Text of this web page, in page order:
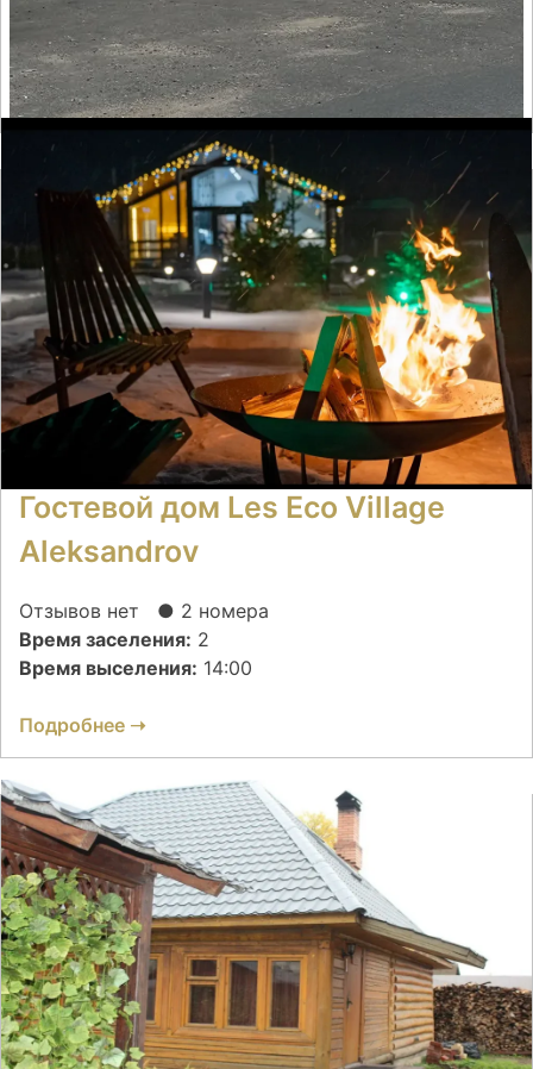
Время заселения:
15
Время выселения: 14:00
Подробнее ➝
Гостевой дом Les Eco Village
Aleksandrov
Отзывов нет
● 2 номера
Время заселения: 2
Время выселения: 14:00
Подробнее ➝